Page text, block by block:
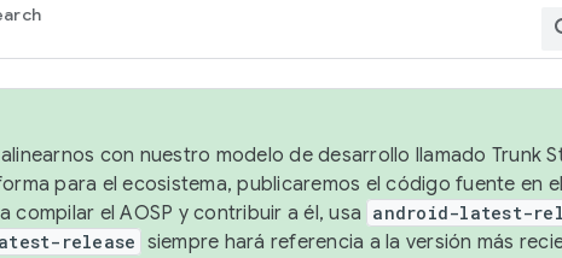
con nuestro modelo de desarrollo llamado Trunk
para el ecosistema, publicaremos el código fuente en
compilar el AOSP y contribuir a él, usa android-latest-
release siempre hará referencia a la versión más